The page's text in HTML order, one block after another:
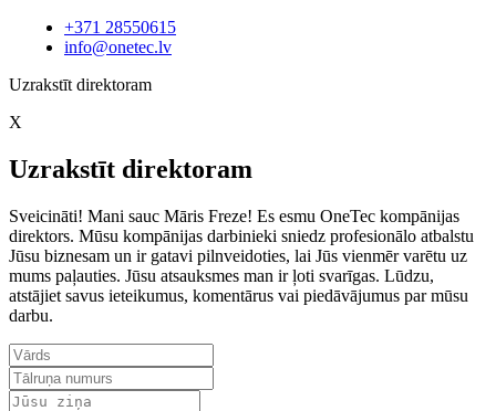
+371 28550615
info@onetec.lv
Uzrakstīt direktoram
X
Uzrakstīt direktoram
Sveicināti! Mani sauc Māris Freze! Es esmu OneTec kompānijas
direktors. Mūsu kompānijas darbinieki sniedz profesionālo atbalstu
Jūsu biznesam un ir gatavi pilnveidoties, lai Jūs vienmēr varētu uz
mums paļauties. Jūsu atsauksmes man ir ļoti svarīgas. Lūdzu,
atstājiet savus ieteikumus, komentārus vai piedāvājumus par mūsu
darbu.